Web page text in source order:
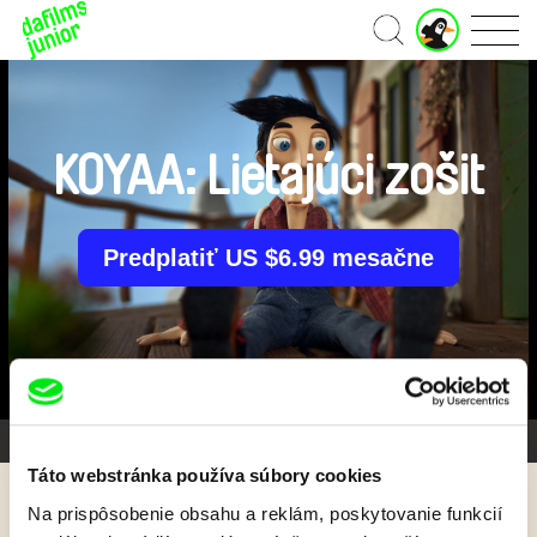
Táto webstránka používa súbory cookies
Na prispôsobenie obsahu a reklám, poskytovanie funkcií
Domov
J
u
n
i
o
r
ú
č
KOYAA: Lietajúci zošit
Predplatiť US $6.99 mesačne
Späť